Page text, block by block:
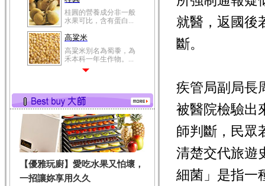
桂圓的營養成分非一般
水果可比，含有蛋白...
高粱米
高粱米別名為蜀黍，為
禾本科一年生作物。...
有蛋白質、脂肪、磷...
鮪魚
鮪魚肚肉中的不飽和脂
肪酸內富含EPA和DH...
韭菜
韭菜所含的膳食纖維能
幫助消化與通便；揮...
【優雅玩廚】愛吃水果又怕壞，
一招讓妳享用久久
就醫，返國後
斷。
疾管局副局長
被醫院檢驗出
師判斷，民眾
清楚交代旅遊
細菌」是指一